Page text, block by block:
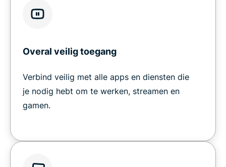
Overal veilig toegang
Verbind veilig met alle apps en diensten die
je nodig hebt om te werken, streamen en
gamen.